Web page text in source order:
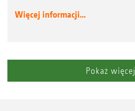
Więcej informacji...
Pokaż więcej